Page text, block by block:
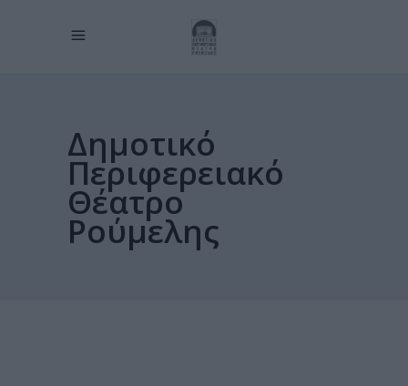
Δημοτικό
Περιφερειακό
Θέατρο
Ρούμελης